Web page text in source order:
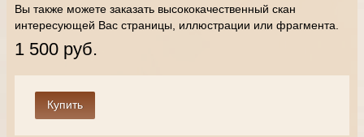
Вы также можете заказать высококачественный скан
интересующей Вас страницы, иллюстрации или фрагмента.
1 500 руб.